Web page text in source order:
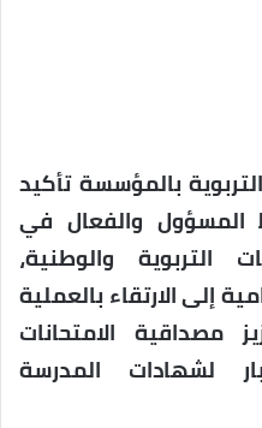
بالمؤسسة تأكيد
المسؤول والفعال في
التربوية والوطنية،
إلى الارتقاء بالعملية
مصداقية الامتحانات
لشهادات المدرسة